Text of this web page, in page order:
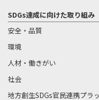
SDGs達成に向けた取り組み
安全・品質
環境
人材・働きがい
社会
地方創生SDGs官民連携プラ